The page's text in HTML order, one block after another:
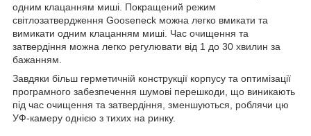
одним клацанням миші. Покращений режим
світлозатвердження Gooseneck можна легко вмикати та
вимикати одним клацанням миші. Час очищення та
затвердіння можна легко регулювати від 1 до 30 хвилин за
бажанням.
Завдяки більш герметичній конструкції корпусу та оптимізації
програмного забезпечення шумові перешкоди, що виникають
під час очищення та затвердіння, зменшуються, роблячи цю
УФ-камеру однією з тихих на ринку.